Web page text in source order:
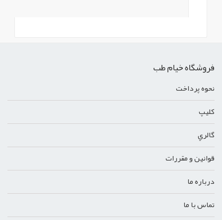
فروشگاه خیام طب
نحوه پرداخت
کليپ
گالري
قوانين و مقررات
درباره ما
تماس با ما